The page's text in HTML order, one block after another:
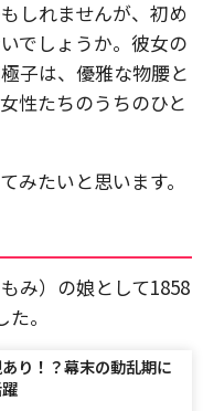
しれませんが、初め
でしょうか。彼女の
子は、優雅な物腰と
性たちのうちのひと
みたいと思います。
み）の娘として1858
。
り！？幕末の動乱期に